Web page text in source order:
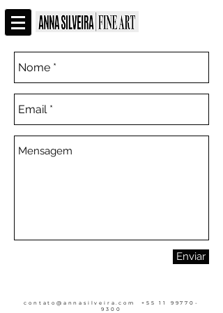
Enviar
contato@annasilveira.com
+55 11 99770-
9300